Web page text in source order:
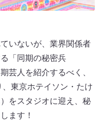
いないが、業界関係者
「同期の秘密兵
芸人を紹介するべく、
東京ホテイソン・たけ
をスタジオに迎え、秘
ます！